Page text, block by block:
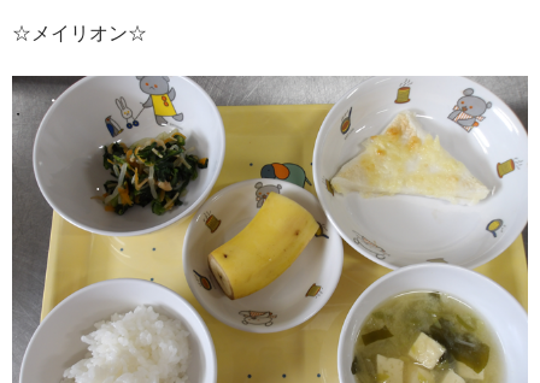
☆メイリオン☆